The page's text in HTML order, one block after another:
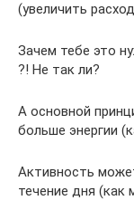
(увеличить
Зачем тебе это
?! Не так ли?
А основной
больше энергии
Активность
течение дня